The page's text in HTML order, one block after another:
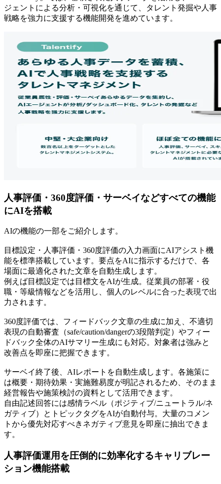
ジェントによる分析・可視化を通じて、タレント発掘や人事
戦略を強力に支援する機能開発を進めています。
人事評価・360度評価・サーベイなどすべての機能
にAIを搭載
AIの機能の一部をご紹介します。
目標設定・人事評価・360度評価の入力画面にAIアシスト機
能を標準搭載しています。要点をAIに指示するだけで、各
場面に最適化された文章を自動生成します。
例えば目標設定では目標文をAIが生成。従業員の部署・役
職・等級情報などを活用し、個人のレベルに合った表現で出
力されます。
360度評価では、フィードバック文章の生成に加え、不適切
表現の自動審査（safe/caution/dangerの3段階判定）やフィー
ドバック全体のAIサマリー生成にも対応。対象者は強みと
改善点を即座に把握できます。
サーベイ終了後、AIレポートを自動生成します。各施策に
は概要・期待効果・実施難易度が明記されるため、そのまま
経営報告や施策検討の資料として活用できます。
自由記述回答には感情ラベル（ポジティブ/ニュートラル/ネ
ガティブ）とトピックタグをAIが自動付与。大量のコメン
トから優先対応すべきネガティブ意見を即座に抽出できま
す。
人事評価運用を圧倒的に効率化するキャリブレー
ション機能搭載